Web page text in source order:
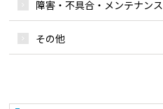
障害・不具合・メンテナンス
その他